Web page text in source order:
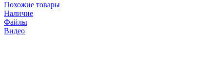
Похожие товары
Наличие
Файлы
Видео